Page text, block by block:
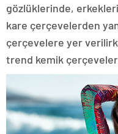
gözlüklerinde,
kare çerçevelerden
çerçevelere yer
trend kemik